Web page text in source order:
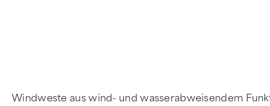
Windweste aus wind- und wasserabweisendem